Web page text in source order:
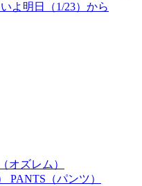
よ明日（1/23）から
オズレム）
PANTS（パンツ）